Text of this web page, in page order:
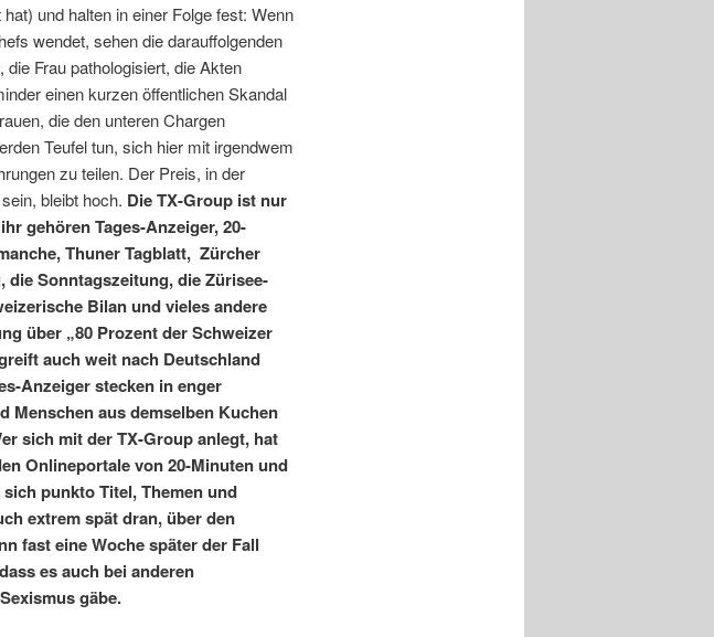
und halten in einer Folge fest: Wenn
wendet, sehen die darauffolgenden
Frau pathologisiert, die Akten
einen kurzen öffentlichen Skandal
die den unteren Chargen
Teufel tun, sich hier mit irgendwem
zu teilen. Der Preis, in der
bleibt hoch. Die TX-Group ist nur
gehören Tages-Anzeiger, 20-
Thuner Tagblatt, Zürcher
die Sonntagszeitung, die Zürisee-
Bilan und vieles andere
über „80 Prozent der Schweizer
auch weit nach Deutschland
Anzeiger stecken in enger
Menschen aus demselben Kuchen
sich mit der TX-Group anlegt, hat
Onlineportale von 20-Minuten und
punkto Titel, Themen und
extrem spät dran, über den
fast eine Woche später der Fall
es auch bei anderen
gäbe.